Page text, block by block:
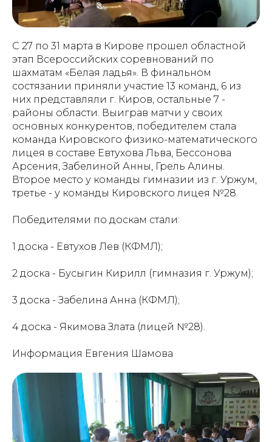
С 27 по 31 марта в Кирове прошел областной
этап Всероссийских соревнований по
шахматам «Белая ладья». В финальном
состязании приняли участие 13 команд, 6 из
них представляли г. Киров, остальные 7 -
районы области. Выиграв матчи у своих
основных конкурентов, победителем стала
команда Кировского физико-математического
лицея в составе Евтухова Льва, Бессонова
Арсения, Забелиной Анны, Грель Алины.
Второе место у команды гимназии из г. Уржум,
третье - у команды Кировского лицея №28.
Победителями по доскам стали:
1 доска - Евтухов Лев (КФМЛ);
2 доска - Бусыгин Кирилл (гимназия г. Уржум);
3 доска - Забелина Анна (КФМЛ);
4 доска - Якимова Злата (лицей №28).
Информация Евгения Шамова